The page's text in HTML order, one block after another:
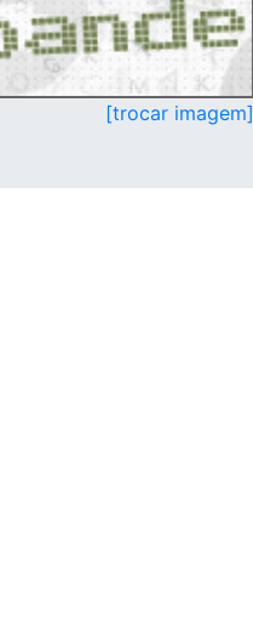
[trocar imagem]